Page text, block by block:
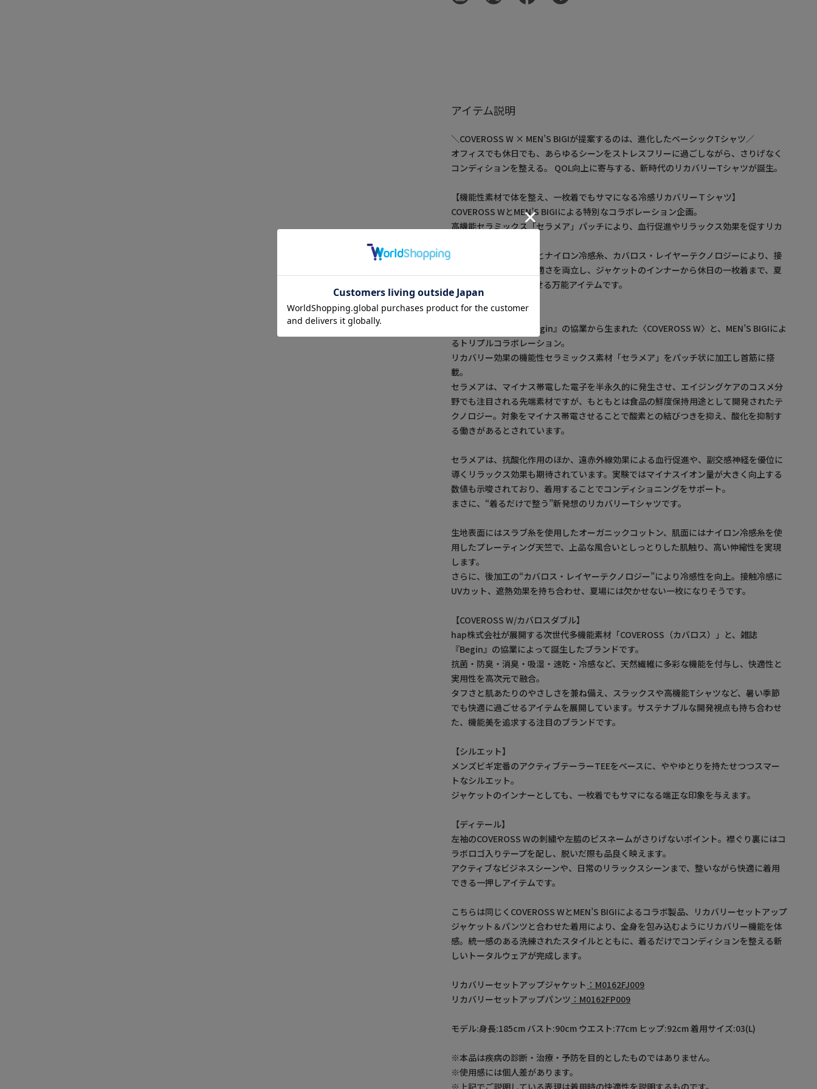
アイテム説明
＼COVEROSS W × MEN’S BIGIが提案するのは、進化したベーシックTシャツ／
オフィスでも休日でも、あらゆるシーンをストレスフリーに過ごしながら、さりげなく
コンディションを整える。 QOL向上に寄与する、新時代のリカバリーTシャツが誕生。
【機能性素材で体を整え、一枚着でもサマになる冷感リカバリーＴシャツ】
COVEROSS WとMEN’S BIGIによる特別なコラボレーション企画。
高機能セラミックス「セラメア」パッチにより、血行促進やリラックス効果を促すリカ
オーガニックコットンとナイロン冷感糸、カバロス・レイヤーテクノロジーにより、接
触冷感・遮熱効果の快適さを両立し、ジャケットのインナーから休日の一枚着まで、夏
場もアクティブに過ごせる万能アイテムです。
【デザイン/素材】
COVEROSSと雑誌『Begin』の協業から生まれた〈COVEROSS W〉と、MEN’S BIGIによ
るトリプルコラボレーション。
リカバリー効果の機能性セラミックス素材「セラメア」をパッチ状に加工し首筋に搭
載。
セラメアは、マイナス帯電した電子を半永久的に発生させ、エイジングケアのコスメ分
野でも注目される先端素材ですが、もともとは食品の鮮度保持用途として開発されたテ
クノロジー。対象をマイナス帯電させることで酸素との結びつきを抑え、酸化を抑制す
る働きがあるとされています。
セラメアは、抗酸化作用のほか、遠赤外線効果による血行促進や、副交感神経を優位に
導くリラックス効果も期待されています。実験ではマイナスイオン量が大きく向上する
数値も示唆されており、着用することでコンディショニングをサポート。
まさに、“着るだけで整う”新発想のリカバリーTシャツです。
生地表面にはスラブ糸を使用したオーガニックコットン、肌面にはナイロン冷感糸を使
用したプレーティング天竺で、上品な風合いとしっとりした肌触り、高い伸縮性を実現
します。
さらに、後加工の“カバロス・レイヤーテクノロジー”により冷感性を向上。接触冷感に
UVカット、遮熱効果を持ち合わせ、夏場には欠かせない一枚になりそうです。
【COVEROSS W/カバロスダブル】
hap株式会社が展開する次世代多機能素材「COVEROSS（カバロス）」と、雑誌
『Begin』の協業によって誕生したブランドです。
抗菌・防臭・消臭・吸湿・速乾・冷感など、天然繊維に多彩な機能を付与し、快適性と
実用性を高次元で融合。
タフさと肌あたりのやさしさを兼ね備え、スラックスや高機能Tシャツなど、暑い季節
でも快適に過ごせるアイテムを展開しています。サステナブルな開発視点も持ち合わせ
た、機能美を追求する注目のブランドです。
【シルエット】
メンズビギ定番のアクティブテーラーTEEをベースに、ややゆとりを持たせつつスマー
トなシルエット。
ジャケットのインナーとしても、一枚着でもサマになる端正な印象を与えます。
【ディテール】
左袖のCOVEROSS Wの刺繍や左脇のピスネームがさりげないポイント。襟ぐり裏にはコ
ラボロゴ入りテープを配し、脱いだ際も品良く映えます。
アクティブなビジネスシーンや、日常のリラックスシーンまで、整いながら快適に着用
できる一押しアイテムです。
こちらは同じくCOVEROSS WとMEN’S BIGIによるコラボ製品、リカバリーセットアップ
ジャケット＆パンツと合わせた着用により、全身を包み込むようにリカバリー機能を体
感。統一感のある洗練されたスタイルとともに、着るだけでコンディションを整える新
しいトータルウェアが完成します。
リカバリーセットアップジャケット ：M0162FJ009
リカバリーセットアップパンツ ：M0162FP009
モデル:身長:185cm バスト:90cm ウエスト:77cm ヒップ:92cm 着用サイズ:03(L)
※本品は疾病の診断・治療・予防を目的としたものではありません。
※使用感には個人差があります。
※上記でご説明している表現は着用時の快適性を説明するものです。